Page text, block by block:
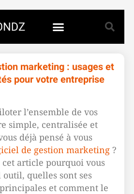
marketing : usages et
pour votre entreprise
l’ensemble de vos
simple, centralisée et
déjà pensé à vous
de gestion marketing ?
cet article pourquoi vous
quelles sont ses
et comment le